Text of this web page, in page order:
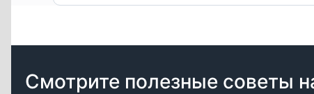
Смотрите полезные советы